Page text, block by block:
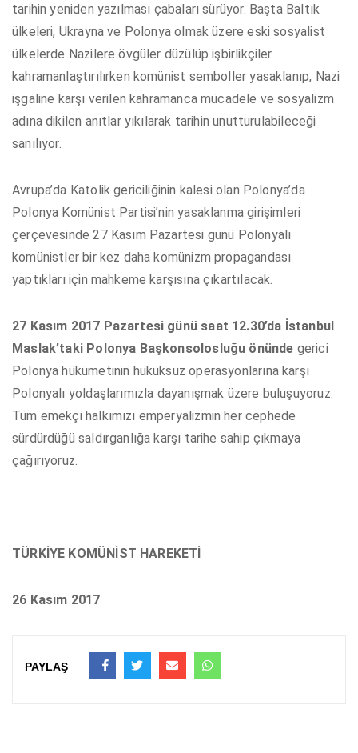
tarihin yeniden yazılması çabaları sürüyor. Başta Baltık
ülkeleri, Ukrayna ve Polonya olmak üzere eski sosyalist
ülkelerde Nazilere övgüler düzülüp işbirlikçiler
kahramanlaştırılırken komünist semboller yasaklanıp, Nazi
işgaline karşı verilen kahramanca mücadele ve sosyalizm
adına dikilen anıtlar yıkılarak tarihin unutturulabileceği
sanılıyor.
Avrupa’da Katolik gericiliğinin kalesi olan Polonya’da
Polonya Komünist Partisi’nin yasaklanma girişimleri
çerçevesinde 27 Kasım Pazartesi günü Polonyalı
komünistler bir kez daha komünizm propagandası
yaptıkları için mahkeme karşısına çıkartılacak.
27 Kasım 2017 Pazartesi günü saat 12.30’da İstanbul
Maslak’taki Polonya Başkonsolosluğu önünde gerici
Polonya hükümetinin hukuksuz operasyonlarına karşı
Polonyalı yoldaşlarımızla dayanışmak üzere buluşuyoruz.
Tüm emekçi halkımızı emperyalizmin her cephede
sürdürdüğü saldırganlığa karşı tarihe sahip çıkmaya
çağırıyoruz.
TÜRKİYE KOMÜNİST HAREKETİ
26 Kasım 2017
PAYLAŞ